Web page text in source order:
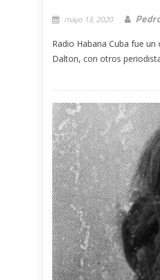
mayo 13, 2020
Radio Habana Cuba fue
Dalton, con otros